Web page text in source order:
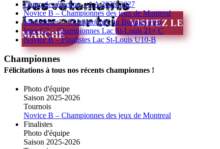
Des vêtements
Lynx pour toi
VISITEZ LE
MARCHÉ
Camp de sélection – AA 2026-2027
Novice B – Championnes des jeux de Montreal
Moustiques – Championnes au Bunnies Fest
Inter C2 – Championnes Lac St-Louis 21+ C
Novice B – Finalistes Lac St-Louis U10-B
Championnes
Félicitations à tous nos récents championnes !
Photo d'équipe
Saison 2025-2026
Tournois
Novice B – Championnes des jeux de Montreal
Finalistes
Photo d'équipe
Saison 2025-2026